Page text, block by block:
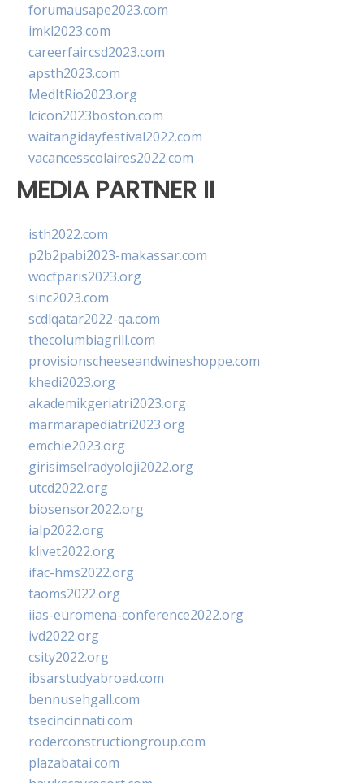
forumausape2023.com
imkl2023.com
careerfaircsd2023.com
apsth2023.com
MedItRio2023.org
lcicon2023boston.com
waitangidayfestival2022.com
vacancesscolaires2022.com
MEDIA PARTNER II
isth2022.com
p2b2pabi2023-makassar.com
wocfparis2023.org
sinc2023.com
scdlqatar2022-qa.com
thecolumbiagrill.com
provisionscheeseandwineshoppe.com
khedi2023.org
akademikgeriatri2023.org
marmarapediatri2023.org
emchie2023.org
girisimselradyoloji2022.org
utcd2022.org
biosensor2022.org
ialp2022.org
klivet2022.org
ifac-hms2022.org
taoms2022.org
iias-euromena-conference2022.org
ivd2022.org
csity2022.org
ibsarstudyabroad.com
bennusehgall.com
tsecincinnati.com
roderconstructiongroup.com
plazabatai.com